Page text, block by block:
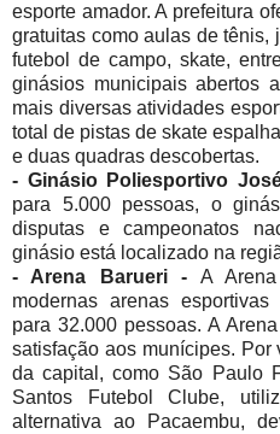
esporte amador. A prefeitura
gratuitas como aulas de tênis,
futebol de campo, skate,
ginásios municipais abertos
mais diversas atividades
total de pistas de skate
e duas quadras descobertas.
- Ginásio Poliesportivo
para 5.000 pessoas, o
disputas e campeonatos
ginásio está localizado na
- Arena Barueri - A
modernas arenas
para 32.000 pessoas. A
satisfação aos munícipes.
da capital, como São Paulo
Santos Futebol Clube,
alternativa ao Pacaembu,